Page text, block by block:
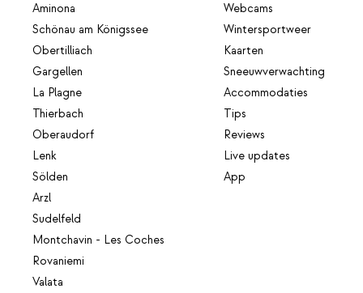
Aminona
Schönau am Königssee
Obertilliach
Gargellen
La Plagne
Thierbach
Oberaudorf
Lenk
Sölden
Arzl
Sudelfeld
Montchavin - Les Coches
Rovaniemi
Valata
Webcams
Wintersportweer
Kaarten
Sneeuwverwachting
Accommodaties
Tips
Reviews
Live updates
App